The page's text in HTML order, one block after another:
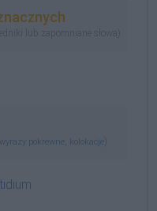
lub zapomniane słowa)
wyrazy pokrewne kolokacje